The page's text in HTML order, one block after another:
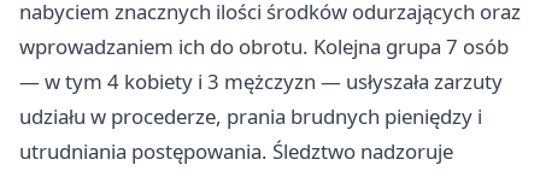
nabyciem znacznych ilości środków odurzających oraz
wprowadzaniem ich do obrotu. Kolejna grupa 7 osób
— w tym 4 kobiety i 3 mężczyzn — usłyszała zarzuty
udziału w procederze, prania brudnych pieniędzy i
utrudniania postępowania. Śledztwo nadzoruje